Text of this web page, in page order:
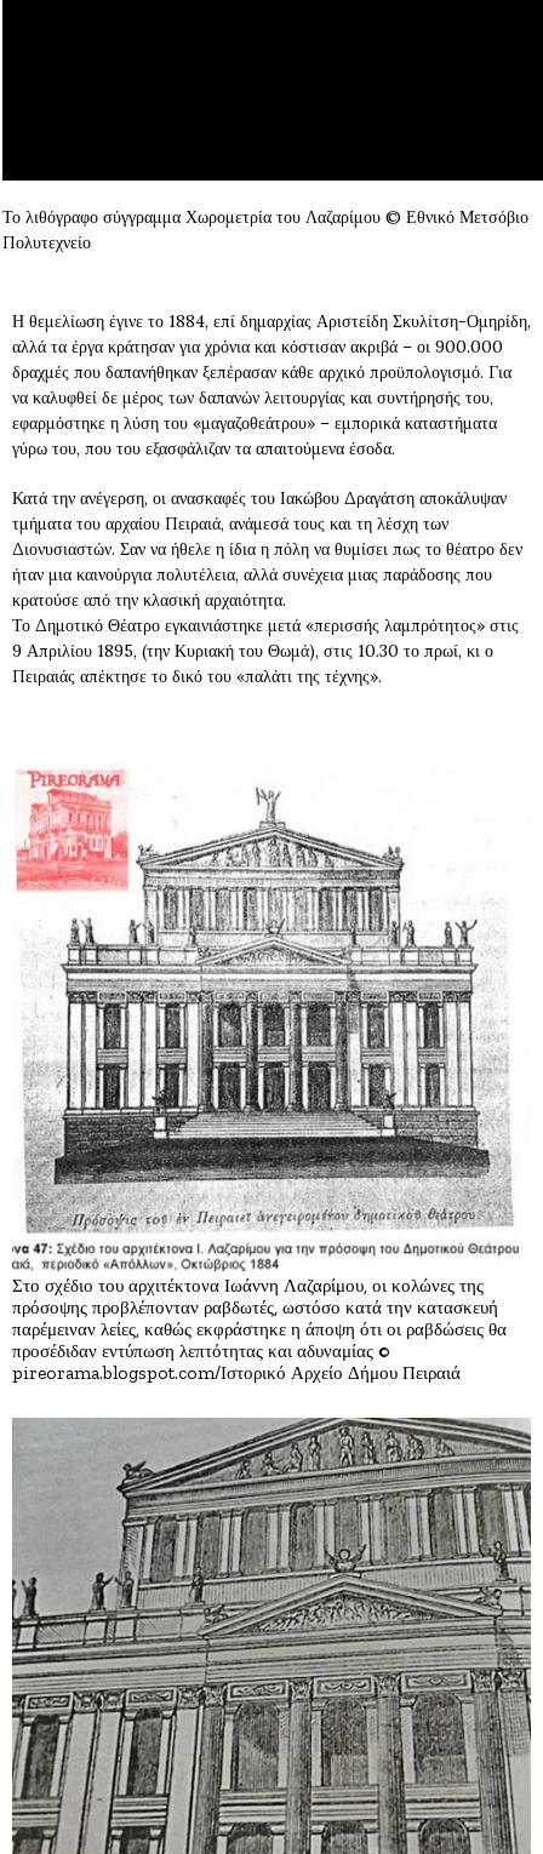
Το λιθόγραφο σύγγραμμα Χωρομετρία του Λαζαρίμου © Εθνικό Μετσόβιο
Πολυτεχνείο
Η θεμελίωση έγινε το 1884, επί δημαρχίας Αριστείδη Σκυλίτση-Ομηρίδη,
αλλά τα έργα κράτησαν για χρόνια και κόστισαν ακριβά – οι 900.000
δραχμές που δαπανήθηκαν ξεπέρασαν κάθε αρχικό προϋπολογισμό. Για
να καλυφθεί δε μέρος των δαπανών λειτουργίας και συντήρησής του,
εφαρμόστηκε η λύση του «μαγαζοθεάτρου» – εμπορικά καταστήματα
γύρω του, που του εξασφάλιζαν τα απαιτούμενα έσοδα.
Κατά την ανέγερση, οι ανασκαφές του Ιακώβου Δραγάτση αποκάλυψαν
τμήματα του αρχαίου Πειραιά, ανάμεσά τους και τη λέσχη των
Διονυσιαστών. Σαν να ήθελε η ίδια η πόλη να θυμίσει πως το θέατρο δεν
ήταν μια καινούργια πολυτέλεια, αλλά συνέχεια μιας παράδοσης που
κρατούσε από την κλασική αρχαιότητα.
Το Δημοτικό Θέατρο εγκαινιάστηκε μετά «περισσής λαμπρότητος» στις
9 Απριλίου 1895, (την Κυριακή του Θωμά), στις 10.30 το πρωί, κι ο
Πειραιάς απέκτησε το δικό του «παλάτι της τέχνης».
Στο σχέδιο του αρχιτέκτονα Ιωάννη Λαζαρίμου, οι κολώνες της
πρόσοψης προβλέπονταν ραβδωτές, ωστόσο κατά την κατασκευή
παρέμειναν λείες, καθώς εκφράστηκε η άποψη ότι οι ραβδώσεις θα
προσέδιδαν εντύπωση λεπτότητας και αδυναμίας ©
pireorama.blogspot.com/Ιστορικό Αρχείο Δήμου Πειραιά